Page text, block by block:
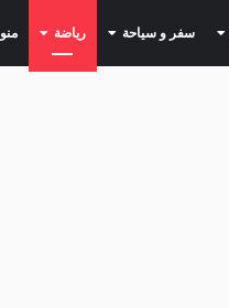
(current) سفر و سياحة (current) رياضة (current)